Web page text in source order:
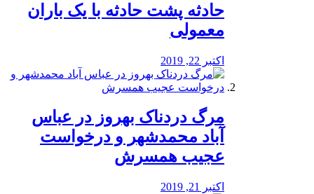
️حادثه پشت حادثه با یک باران
معمولی
اکتبر 22, 2019
مرگ دردناک بهروز در عباس
آباد محمدشهر و درخواست
عجیب همسرش
اکتبر 21, 2019